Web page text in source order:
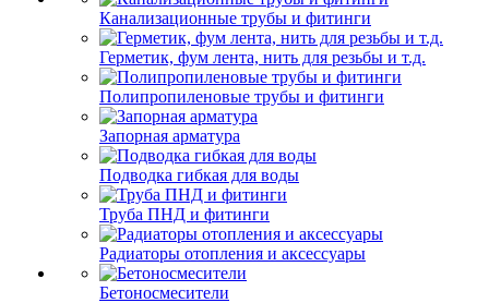
Канализационные трубы и фитинги
Герметик, фум лента, нить для резьбы и т.д.
Полипропиленовые трубы и фитинги
Запорная арматура
Подводка гибкая для воды
Труба ПНД и фитинги
Радиаторы отопления и аксессуары
Бетоносмесители